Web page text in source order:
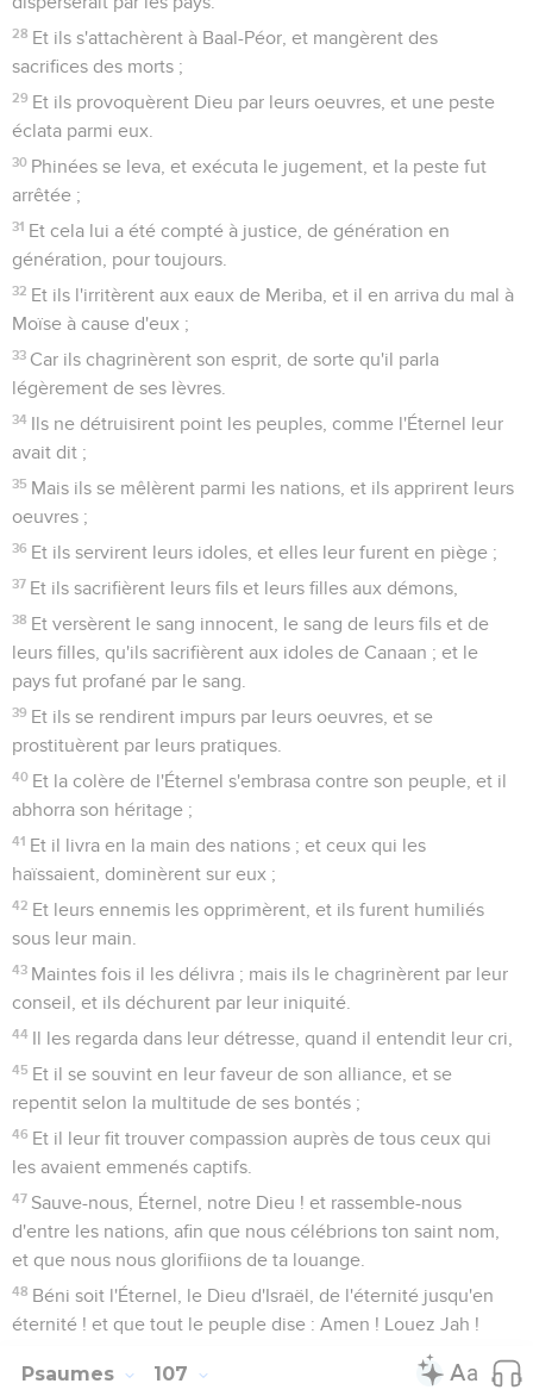
28 Et ils s'attachèrent à Baal-Péor, et mangèrent des
sacrifices des morts ;
29 Et ils provoquèrent Dieu par leurs oeuvres, et une peste
éclata parmi eux.
30 Phinées se leva, et exécuta le jugement, et la peste fut
arrêtée ;
31 Et cela lui a été compté à justice, de génération en
génération, pour toujours.
32 Et ils l'irritèrent aux eaux de Meriba, et il en arriva du mal à
Moïse à cause d'eux ;
33 Car ils chagrinèrent son esprit, de sorte qu'il parla
légèrement de ses lèvres.
34 Ils ne détruisirent point les peuples, comme l'Éternel leur
avait dit ;
35 Mais ils se mêlèrent parmi les nations, et ils apprirent leurs
oeuvres ;
36 Et ils servirent leurs idoles, et elles leur furent en piège ;
37 Et ils sacrifièrent leurs fils et leurs filles aux démons,
38 Et versèrent le sang innocent, le sang de leurs fils et de
leurs filles, qu'ils sacrifièrent aux idoles de Canaan ; et le
pays fut profané par le sang.
39 Et ils se rendirent impurs par leurs oeuvres, et se
prostituèrent par leurs pratiques.
40 Et la colère de l'Éternel s'embrasa contre son peuple, et il
abhorra son héritage ;
41 Et il livra en la main des nations ; et ceux qui les
haïssaient, dominèrent sur eux ;
42 Et leurs ennemis les opprimèrent, et ils furent humiliés
sous leur main.
43 Maintes fois il les délivra ; mais ils le chagrinèrent par leur
conseil, et ils déchurent par leur iniquité.
44 Il les regarda dans leur détresse, quand il entendit leur cri,
45 Et il se souvint en leur faveur de son alliance, et se
repentit selon la multitude de ses bontés ;
46 Et il leur fit trouver compassion auprès de tous ceux qui
les avaient emmenés captifs.
47 Sauve-nous, Éternel, notre Dieu ! et rassemble-nous
d'entre les nations, afin que nous célébrions ton saint nom,
et que nous nous glorifiions de ta louange.
48 Béni soit l'Éternel, le Dieu d'Israël, de l'éternité jusqu'en
éternité ! et que tout le peuple dise : Amen ! Louez Jah !
Psaumes 107